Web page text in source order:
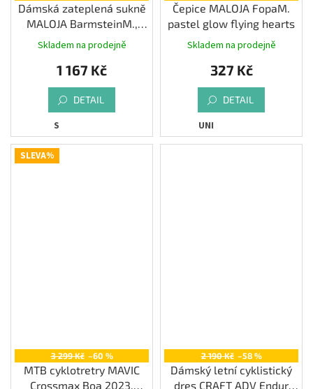
Dámská zateplená sukně
MALOJA BarmsteinM.,
Skladem na prodejně
1 167 Kč
DETAIL
S
Čepice MALOJA FopaM.
pastel glow flying hearts
Skladem na prodejně
327 Kč
DETAIL
UNI
SLEVA%
3 299 Kč –60 %
MTB cyklotretry MAVIC
Crossmax Boa 2023,
2 190 Kč –58 %
Dámský letní cyklistický
dres CRAFT ADV Endur